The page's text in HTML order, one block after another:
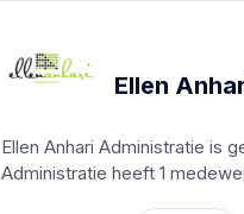
Ellen
Ellen Anhari Administratie is
Administratie heeft 1